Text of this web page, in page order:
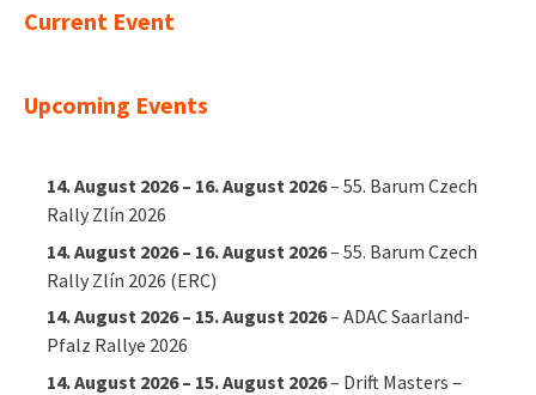
Current Event
Upcoming Events
14. August 2026– 16. August 2026–55. Barum Czech
Rally Zlín 2026
14. August 2026– 16. August 2026–55. Barum Czech
Rally Zlín 2026 (ERC)
14. August 2026– 15. August 2026–ADAC Saarland-
Pfalz Rallye 2026
14. August 2026– 15. August 2026– Drift Masters –